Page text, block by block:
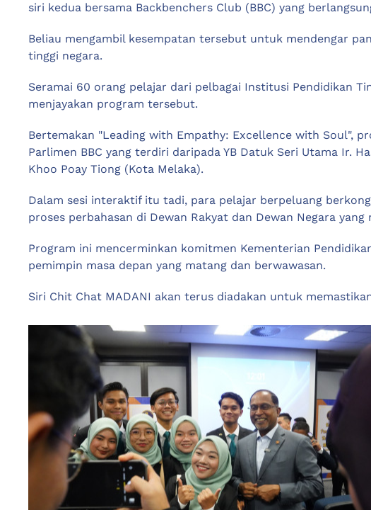
siri kedua bersama Backbenchers Club (BBC) yang
Beliau mengambil kesempatan tersebut untuk mendengar
tinggi negara.
Seramai 60 orang pelajar dari pelbagai Institusi Pendidikan
menjayakan program tersebut.
Bertemakan "Leading with Empathy: Excellence with Soul",
Parlimen BBC yang terdiri daripada YB Datuk Seri Utama Ir.
Khoo Poay Tiong (Kota Melaka).
Dalam sesi interaktif itu tadi, para pelajar berpeluang
proses perbahasan di Dewan Rakyat dan Dewan Negara
Program ini mencerminkan komitmen Kementerian
pemimpin masa depan yang matang dan berwawasan.
Siri Chit Chat MADANI akan terus diadakan untuk